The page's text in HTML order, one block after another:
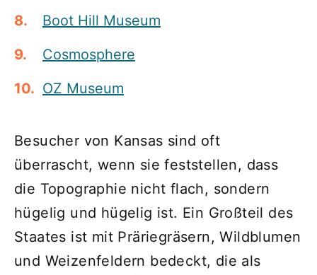
Boot Hill Museum
Cosmosphere
OZ Museum
Besucher von Kansas sind oft
überrascht, wenn sie feststellen, dass
die Topographie nicht flach, sondern
hügelig und hügelig ist. Ein Großteil des
Staates ist mit Präriegräsern, Wildblumen
und Weizenfeldern bedeckt, die als